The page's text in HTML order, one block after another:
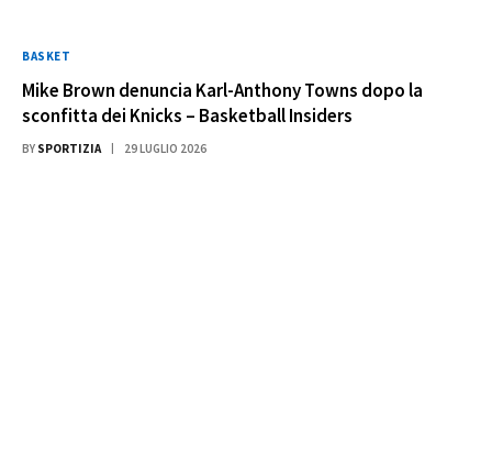
BASKET
Mike Brown denuncia Karl-Anthony Towns dopo la
sconfitta dei Knicks – Basketball Insiders
BY SPORTIZIA 29 LUGLIO 2026